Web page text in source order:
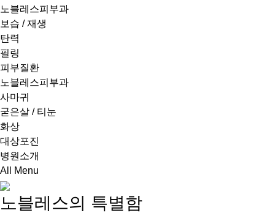
노블레스피부과
보습 / 재생
탄력
필링
피부질환
노블레스피부과
사마귀
굳은살 / 티눈
화상
대상포진
병원소개
All Menu
노블레스의 특별함